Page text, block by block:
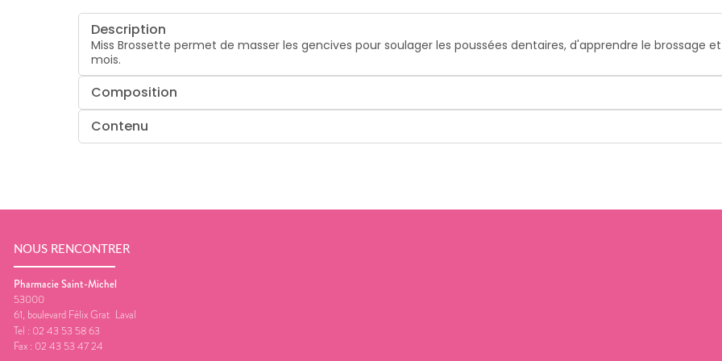
Description
Miss Brossette permet de masser les gencives pour soulager les poussées dentaires, d'apprendre le brossage
mois.
Composition
Contenu
NOUS RENCONTRER
Pharmacie Saint-Michel
53000
61, boulevard Félix Grat Laval
Tel : 02 43 53 58 63
Fax : 02 43 53 47 24